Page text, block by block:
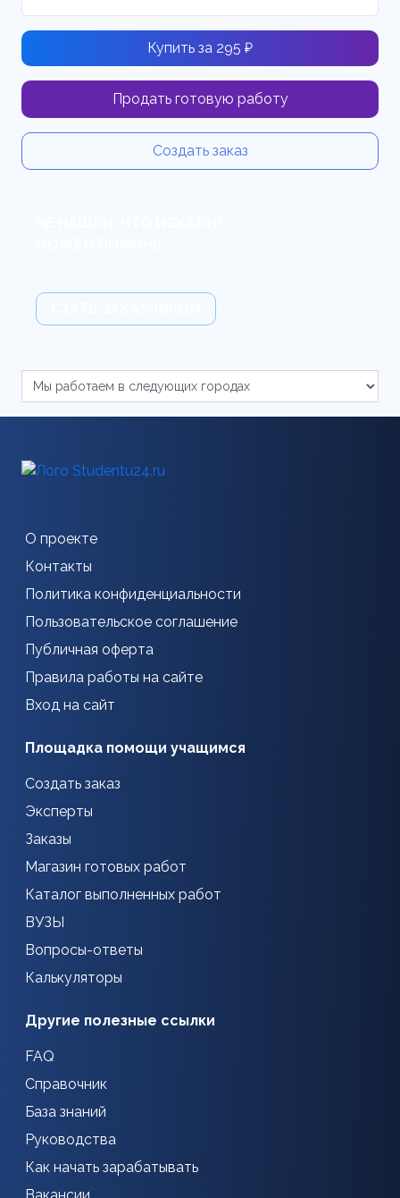
Купить за 295 ₽
Продать готовую работу
Создать заказ
О проекте
Контакты
Политика конфиденциальности
Пользовательское соглашение
Публичная оферта
Правила работы на сайте
Вход на сайт
Площадка помощи учащимся
Создать заказ
Эксперты
Заказы
Магазин готовых работ
Каталог выполненных работ
ВУЗЫ
Вопросы-ответы
Калькуляторы
Другие полезные ссылки
FAQ
Справочник
База знаний
Руководства
Как начать зарабатывать